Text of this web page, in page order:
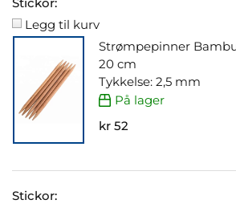
Legg til kurv
Strømpepinner
20 cm
Tykkelse: 2,5 mm
På lager
kr 52
Stickor: